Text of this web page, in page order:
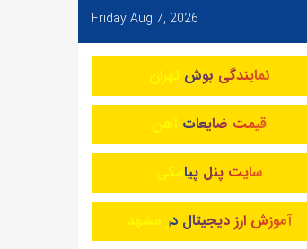
FridayAug 7, 2026
نمایندگی بوش تهران
قیمت ضایعات آهن
سایت پنل پیامکی
آموزش ارز دیجیتال در مشهد